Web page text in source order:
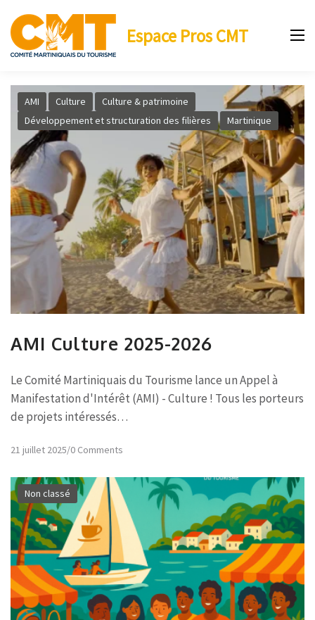
Espace Pros CMT
AMI Culture
Culture & patrimoine
Développement et structuration des filières
Martinique
AMI Culture 2025-2026
Le Comité Martiniquais du Tourisme lance un Appel à
Manifestation d'Intérêt (AMI) - Culture ! Tous les porteurs
de projets intéressés…
21 juillet 2025/0 Comments
Non classé